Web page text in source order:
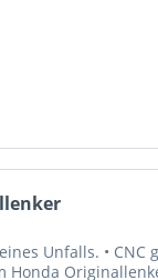
Unfalls. • CNC